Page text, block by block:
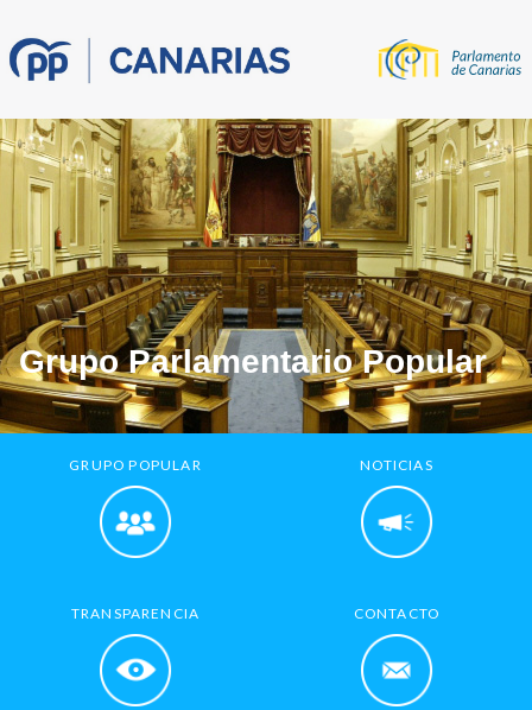
Grupo Parlamentario Popular
GRUPO POPULAR NOTICIAS
TRANSPARENCIA CONTACTO